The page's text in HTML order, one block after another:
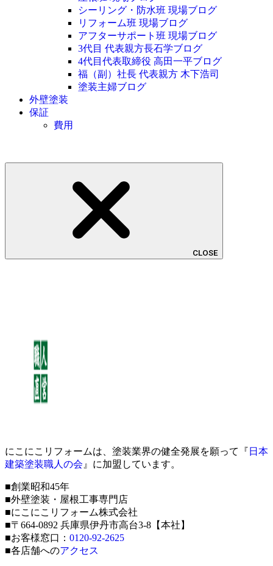
シーリング・防水班 現場ブログ
リフォーム班 現場ブログ
アフターサポート班 現場ブログ
3代目 代表親方長石学ブログ
4代目代表取締役 高田一平ブログ
福（副）社長 代表親方 木下浩司
塗装主婦ブログ
外壁塗装
保証
費用
CLOSE
にこにこリフォームは、塗装業界の健全発展を願って『 日本
建築塗装職人の会』に加盟しています。
■創業昭和45年
■外壁塗装・屋根工事専門店
■にこにこリフォーム株式会社
■〒664-0892 兵庫県伊丹市高台3-8【本社】
■お客様窓口： 0120-92-2625
■各店舗へのアクセス